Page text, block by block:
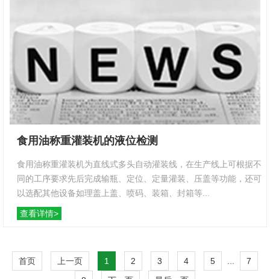
食用油称重灌装机的液位检测
食用油称重灌装机为直线式多头自动灌装线，在生产线上可根据不
同的工序要求先后完成输瓶、定位、定量灌装、压盖等功能，还可
以选配其他设备如理盖上盖、喷码、装箱、封箱等...
查看详情>
首页 上一页 1 2 3 4 5
7